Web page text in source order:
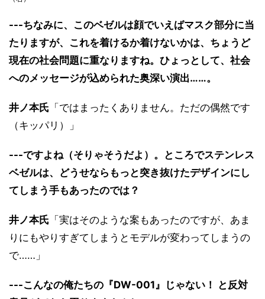
---ちなみに、このベゼルは顔でいえばマスク部分に当
たりますが、これを着けるか着けないかは、ちょうど
現在の社会問題に重なりますね。ひょっとして、社会
へのメッセージが込められた奥深い演出……。
井ノ本氏 「ではまったくありません。ただの偶然です
（キッパリ）」
---ですよね（そりゃそうだよ）。ところでステンレス
ベゼルは、どうせならもっと突き抜けたデザインにし
てしまう手もあったのでは？
井ノ本氏 「実はそのような案もあったのですが、あま
りにもやりすぎてしまうとモデルが変わってしまうの
で……」
---こんなの俺たちの『DW-001』じゃない！ と反対